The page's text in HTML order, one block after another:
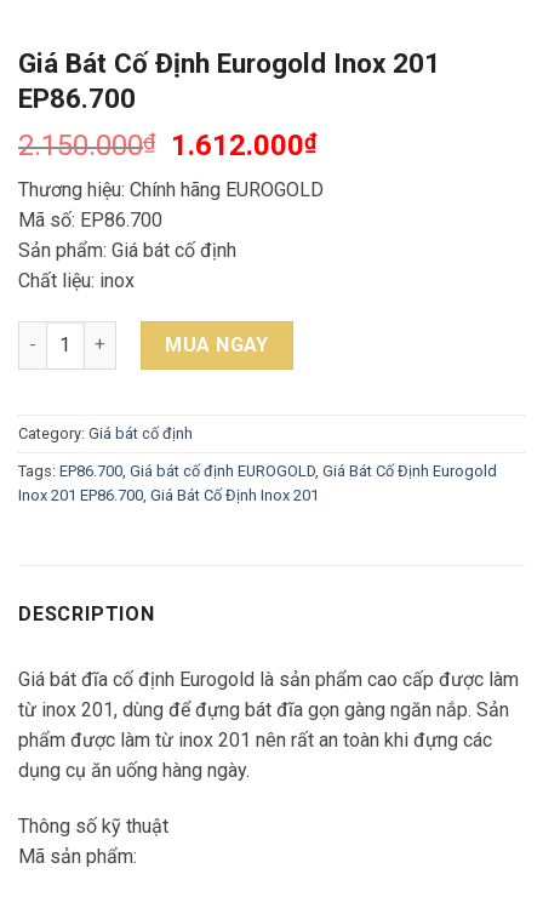
Giá Bát Cố Định Eurogold Inox 201
EP86.700
2.150.000₫ 1.612.000₫
Thương hiệu: Chính hãng EUROGOLD
Mã số: EP86.700
Sản phẩm: Giá bát cố định
Chất liệu: inox
Giá Bát Cố Định Eurogold Inox 201 EP86.700 quantity
MUA NGAY
Category: Giá bát cố định
Tags: EP86.700 Giá bát cố định EUROGOLD Giá Bát Cố Định Eurogold
Inox 201 EP86.700 Giá Bát Cố Định Inox 201
DESCRIPTION
Giá bát đĩa cố định Eurogold là sản phẩm cao cấp được làm
từ inox 201, dùng để đựng bát đĩa gọn gàng ngăn nắp. Sản
phẩm được làm từ inox 201 nên rất an toàn khi đựng các
dụng cụ ăn uống hàng ngày.
Thông số kỹ thuật
Mã sản phẩm: